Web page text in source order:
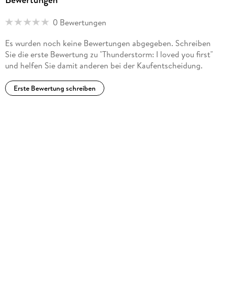
0 Bewertungen
Es wurden noch keine Bewertungen abgegeben. Schreiben
Sie die erste Bewertung zu "Thunderstorm: I loved you first"
und helfen Sie damit anderen bei der Kaufentscheidung.
Erste Bewertung schreiben